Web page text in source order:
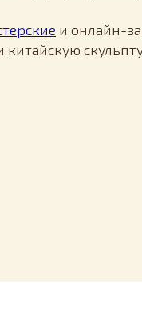
и онлайн-
китайскую